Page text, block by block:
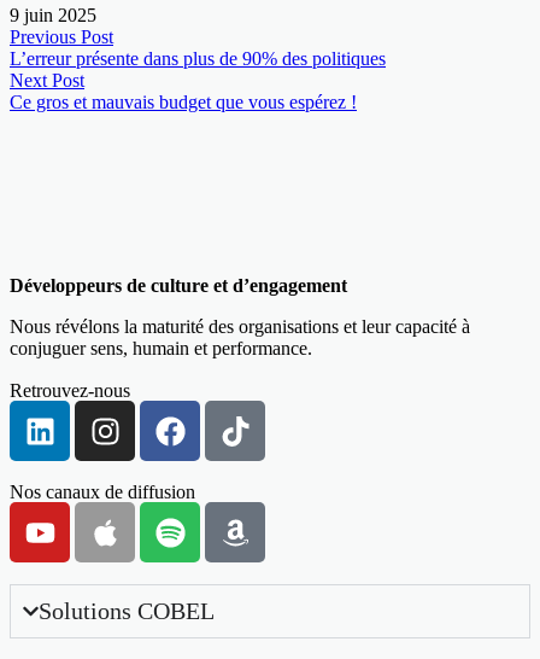
9 juin 2025
Previous Post
L’erreur présente dans plus de 90% des politiques
Next Post
Ce gros et mauvais budget que vous espérez !
Développeurs de culture et d’engagement
Nous révélons la maturité des organisations et leur capacité à
conjuguer sens, humain et performance.
Retrouvez-nous
Nos canaux de diffusion
Solutions COBEL